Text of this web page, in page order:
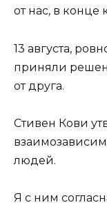
от нас, в конце
13 августа,
приняли
от друга.
Стивен Кови
людей.
Я с ним